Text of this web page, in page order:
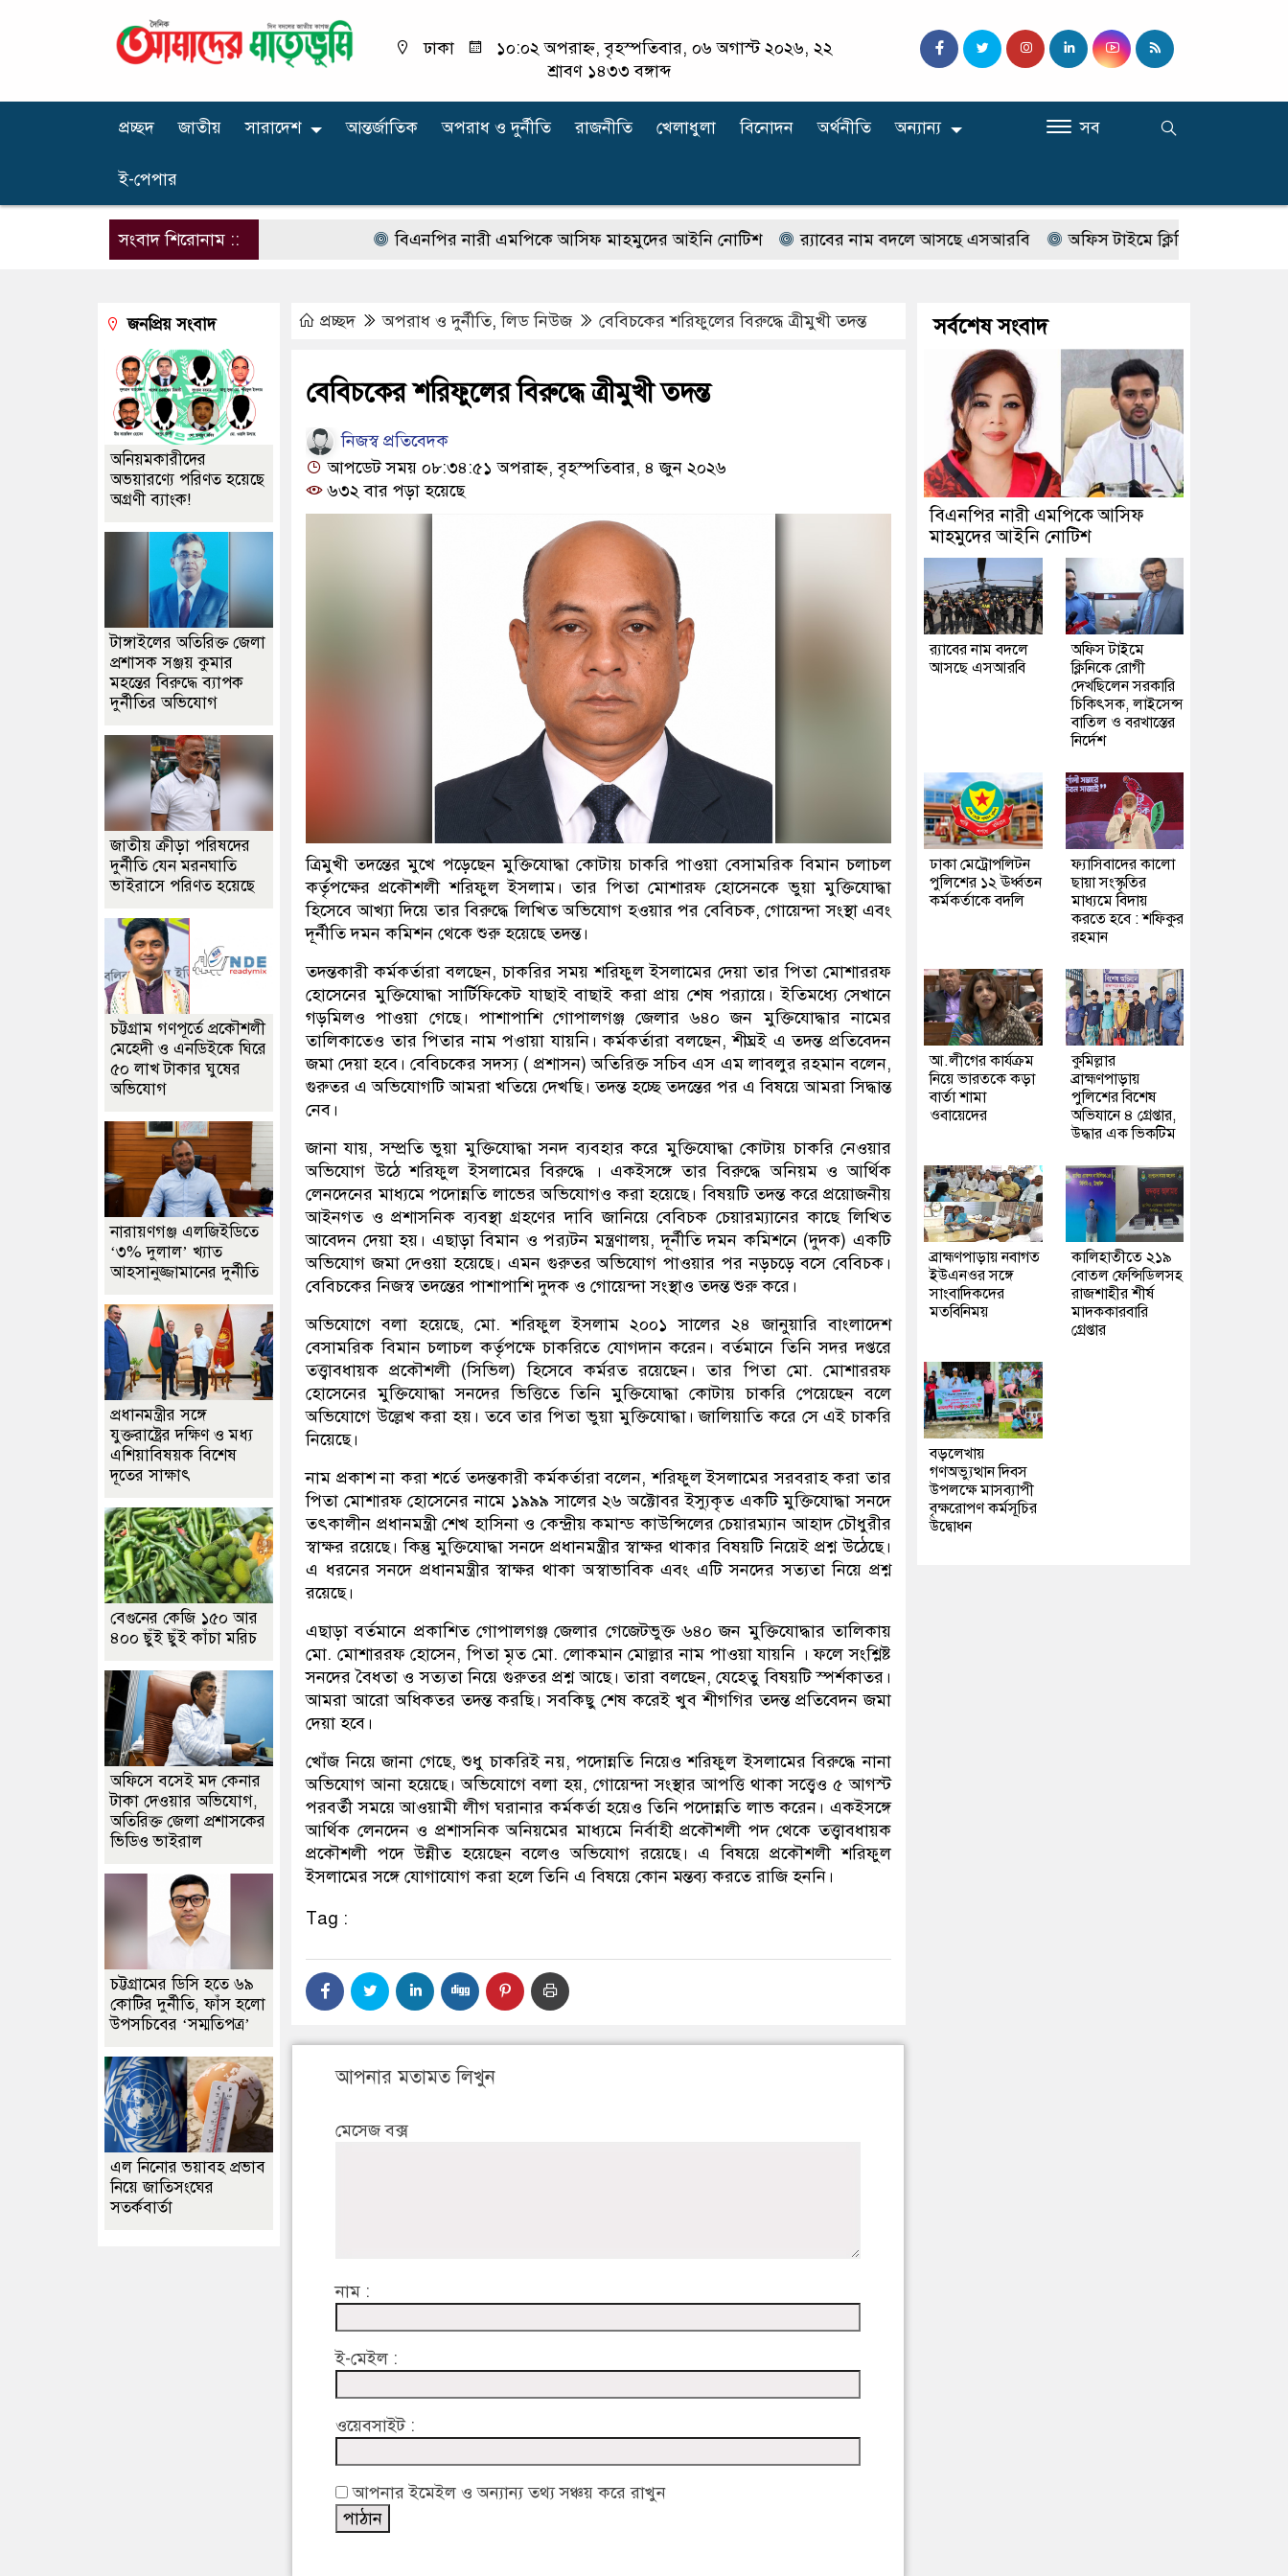
ঢাকা
১০:০২ অপরাহ্ন, বৃহস্পতিবার, ০৬ অগাস্ট ২০২৬, ২২
শ্রাবণ ১৪৩৩ বঙ্গাব্দ
প্রচ্ছদ জাতীয় সারাদেশ আন্তর্জাতিক অপরাধ ‍ও দুর্নীতি রাজনীতি খেলাধুলা বিনোদন অর্থনীতি অন্যান্য
ই-পেপার
সব
সংবাদ শিরোনাম :: বিএনপির নারী এমপিকে আসিফ মাহমুদের আইনি নোটিশ র‍্যাবের নাম বদলে আসছে এসআরবি অফিস টাইমে ক্লিনিকে রোগী দেখছিলেন
প্রচ্ছদ অপরাধ ‍ও দুর্নীতি,লিড নিউজ বেবিচকের শরিফুলের বিরুদ্ধে ত্রীমুখী তদন্ত
বেবিচকের শরিফুলের বিরুদ্ধে ত্রীমুখী তদন্ত
নিজস্ব প্রতিবেদক
আপডেট সময় ০৮:৩৪:৫১ অপরাহ্ন, বৃহস্পতিবার, ৪ জুন ২০২৬
৬৩২ বার পড়া হয়েছে
ত্রিমুখী তদন্তের মুখে পড়েছেন মুক্তিযোদ্ধা কোটায় চাকরি পাওয়া বেসামরিক বিমান চলাচল
কর্তৃপক্ষের প্রকৌশলী শরিফুল ইসলাম। তার পিতা মোশারফ হোসেনকে ভুয়া মুক্তিযোদ্ধা
হিসেবে আখ্যা দিয়ে তার বিরুদ্ধে লিখিত অভিযোগ হওয়ার পর বেবিচক, গোয়েন্দা সংস্থা এবং
দূর্নীতি দমন কমিশন থেকে শুরু হয়েছে তদন্ত।
তদন্তকারী কর্মকর্তারা বলছেন, চাকরির সময় শরিফুল ইসলামের দেয়া তার পিতা মোশাররফ
হোসেনের মুক্তিযোদ্ধা সার্টিফিকেট যাছাই বাছাই করা প্রায় শেষ পর‌্যায়ে। ইতিমধ্যে সেখানে
গড়মিলও পাওয়া গেছে। পাশাপাশি গোপালগঞ্জ জেলার ৬৪০ জন মুক্তিযোদ্ধার নামের
তালিকাতেও তার পিতার নাম পওায়া যায়নি। কর্মকর্তারা বলছেন, শীঘ্রই এ তদন্ত প্রতিবেদন
জমা দেয়া হবে। বেবিচকের সদস্য ( প্রশাসন) অতিরিক্ত সচিব এস এম লাবলুর রহমান বলেন,
গুরুতর এ অভিযোগটি আমরা খতিয়ে দেখছি। তদন্ত হচ্ছে তদন্তের পর এ বিষয়ে আমরা সিদ্ধান্ত
নেব।
জানা যায়, সম্প্রতি ভুয়া মুক্তিযোদ্ধা সনদ ব্যবহার করে মুক্তিযোদ্ধা কোটায় চাকরি নেওয়ার
অভিযোগ উঠে শরিফুল ইসলামের বিরুদ্ধে । একইসঙ্গে তার বিরুদ্ধে অনিয়ম ও আর্থিক
লেনদেনের মাধ্যমে পদোন্নতি লাভের অভিযোগও করা হয়েছে। বিষয়টি তদন্ত করে প্রয়োজনীয়
আইনগত ও প্রশাসনিক ব্যবস্থা গ্রহণের দাবি জানিয়ে বেবিচক চেয়ারম্যানের কাছে লিখিত
আবেদন দেয়া হয়। এছাড়া বিমান ও পর‌্যটন মন্ত্রণালয়, দূর্নীতি দমন কমিশনে (দুদক) একটি
অভিযোগ জমা দেওয়া হয়েছে। এমন গুরুতর অভিযোগ পাওয়ার পর নড়চড়ে বসে বেবিচক।
বেবিচকের নিজস্ব তদন্তের পাশাপাশি দুদক ও গোয়েন্দা সংস্থাও তদন্ত শুরু করে।
অভিযোগে বলা হয়েছে, মো. শরিফুল ইসলাম ২০০১ সালের ২৪ জানুয়ারি বাংলাদেশ
বেসামরিক বিমান চলাচল কর্তৃপক্ষে চাকরিতে যোগদান করেন। বর্তমানে তিনি সদর দপ্তরে
তত্ত্বাবধায়ক প্রকৌশলী (সিভিল) হিসেবে কর্মরত রয়েছেন। তার পিতা মো. মোশাররফ
হোসেনের মুক্তিযোদ্ধা সনদের ভিত্তিতে তিনি মুক্তিযোদ্ধা কোটায় চাকরি পেয়েছেন বলে
অভিযোগে উল্লেখ করা হয়। তবে তার পিতা ভুয়া মুক্তিযোদ্ধা। জালিয়াতি করে সে এই চাকরি
নিয়েছে।
নাম প্রকাশ না করা শর্তে তদন্তকারী কর্মকর্তারা বলেন, শরিফুল ইসলামের সরবরাহ করা তার
পিতা মোশারফ হোসেনের নামে ১৯৯৯ সালের ২৬ অক্টোবর ইস্যুকৃত একটি মুক্তিযোদ্ধা সনদে
তৎকালীন প্রধানমন্ত্রী শেখ হাসিনা ও কেন্দ্রীয় কমান্ড কাউন্সিলের চেয়ারম্যান আহাদ চৌধুরীর
স্বাক্ষর রয়েছে। কিন্তু মুক্তিযোদ্ধা সনদে প্রধানমন্ত্রীর স্বাক্ষর থাকার বিষয়টি নিয়েই প্রশ্ন উঠেছে।
এ ধরনের সনদে প্রধানমন্ত্রীর স্বাক্ষর থাকা অস্বাভাবিক এবং এটি সনদের সত্যতা নিয়ে প্রশ্ন
রয়েছে।
এছাড়া বর্তমানে প্রকাশিত গোপালগঞ্জ জেলার গেজেটভুক্ত ৬৪০ জন মুক্তিযোদ্ধার তালিকায়
মো. মোশাররফ হোসেন, পিতা মৃত মো. লোকমান মোল্লার নাম পাওয়া যায়নি । ফলে সংশ্লিষ্ট
সনদের বৈধতা ও সত্যতা নিয়ে গুরুতর প্রশ্ন আছে। তারা বলছেন, যেহেতু বিষয়টি স্পর্শকাতর।
আমরা আরো অধিকতর তদন্ত করছি। সবকিছু শেষ করেই খুব শীগগির তদন্ত প্রতিবেদন জমা
দেয়া হবে।
খোঁজ নিয়ে জানা গেছে, শুধু চাকরিই নয়, পদোন্নতি নিয়েও শরিফুল ইসলামের বিরুদ্ধে নানা
অভিযোগ আনা হয়েছে। অভিযোগে বলা হয়, গোয়েন্দা সংস্থার আপত্তি থাকা সত্ত্বেও ৫ আগস্ট
পরবর্তী সময়ে আওয়ামী লীগ ঘরানার কর্মকর্তা হয়েও তিনি পদোন্নতি লাভ করেন। একইসঙ্গে
আর্থিক লেনদেন ও প্রশাসনিক অনিয়মের মাধ্যমে নির্বাহী প্রকৌশলী পদ থেকে তত্ত্বাবধায়ক
প্রকৌশলী পদে উন্নীত হয়েছেন বলেও অভিযোগ রয়েছে। এ বিষয়ে প্রকৌশলী শরিফুল
ইসলামের সঙ্গে যোগাযোগ করা হলে তিনি এ বিষয়ে কোন মন্তব্য করতে রাজি হননি।
Tag :
আপনার মতামত লিখুন
মেসেজ বক্স
নাম :
ই-মেইল :
ওয়েবসাইট :
আপনার ইমেইল ও অন্যান্য তথ্য সঞ্চয় করে রাখুন
জনপ্রিয় সংবাদ
অনিয়মকারীদের
অভয়ারণ্যে পরিণত হয়েছে
অগ্রণী ব্যাংক!
টাঙ্গাইলের অতিরিক্ত জেলা
প্রশাসক সঞ্জয় কুমার
মহন্তের বিরুদ্ধে ব্যাপক
দুর্নীতির অভিযোগ
জাতীয় ক্রীড়া পরিষদের
দুর্নীতি যেন মরনঘাতি
ভাইরাসে পরিণত হয়েছে
চট্টগ্রাম গণপূর্তে প্রকৌশলী
মেহেদী ও এনডিইকে ঘিরে
৫০ লাখ টাকার ঘুষের
অভিযোগ
নারায়ণগঞ্জ এলজিইডিতে
‘৩% দুলাল’ খ্যাত
আহসানুজ্জামানের দুর্নীতি
প্রধানমন্ত্রীর সঙ্গে
যুক্তরাষ্ট্রের দক্ষিণ ও মধ্য
এশিয়াবিষয়ক বিশেষ
দূতের সাক্ষাৎ
বেগুনের কেজি ১৫০ আর
৪০০ ছুঁই ছুঁই কাঁচা মরিচ
অফিসে বসেই মদ কেনার
টাকা দেওয়ার অভিযোগ,
অতিরিক্ত জেলা প্রশাসকের
ভিডিও ভাইরাল
চট্টগ্রামের ডিসি হতে ৬৯
কোটির দুর্নীতি, ফাঁস হলো
উপসচিবের ‘সম্মতিপত্র’
এল নিনোর ভয়াবহ প্রভাব
নিয়ে জাতিসংঘের
সতর্কবার্তা
সর্বশেষ সংবাদ
বিএনপির নারী এমপিকে আসিফ
মাহমুদের আইনি নোটিশ
র‍্যাবের নাম বদলে
আসছে এসআরবি
অফিস টাইমে
ক্লিনিকে রোগী
দেখছিলেন সরকারি
চিকিৎসক, লাইসেন্স
বাতিল ও বরখাস্তের
নির্দেশ
ঢাকা মেট্রোপলিটন
পুলিশের ১২ ঊর্ধ্বতন
কর্মকর্তাকে বদলি
ফ্যাসিবাদের কালো
ছায়া সংস্কৃতির
মাধ্যমে বিদায়
করতে হবে : শফিকুর
রহমান
আ.লীগের কার্যক্রম
নিয়ে ভারতকে কড়া
বার্তা শামা
ওবায়েদের
কুমিল্লার
ব্রাহ্মণপাড়ায়
পুলিশের বিশেষ
অভিযানে ৪ গ্রেপ্তার,
উদ্ধার এক ভিকটিম
ব্রাহ্মণপাড়ায় নবাগত
ইউএনওর সঙ্গে
সাংবাদিকদের
মতবিনিময়
কালিহাতীতে ২১৯
বোতল ফেন্সিডিলসহ
রাজশাহীর শীর্ষ
মাদককারবারি
গ্রেপ্তার
বড়লেখায়
গণঅভ্যুত্থান দিবস
উপলক্ষে মাসব্যাপী
বৃক্ষরোপণ কর্মসূচির
উদ্বোধন